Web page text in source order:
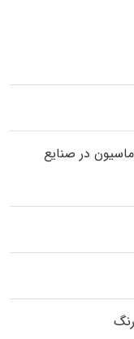
در صنایع